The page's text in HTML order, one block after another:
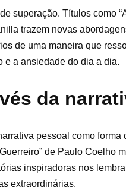
superação. Títulos como
trazem novas
de uma maneira que
e a ansiedade do dia a dia.
da
pessoal como forma
de Paulo Coelho
inspiradoras nos
extraordinárias.